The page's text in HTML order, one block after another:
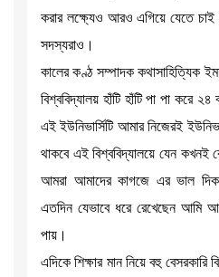
করার লক্ষ্যেও আরও এগিয়ে যেতে
সদস্যরাও।
কালের কণ্ঠ সম্পাদক কথাসাহিত্যিক
বিশ্ববিদ্যালয় হাঁটি হাঁটি পা পা করে
এই ইউনিভার্সিটি আমার নিজেরই
থাকবে এই বিশ্ববিদ্যালয়ে যেন কখনই
আমরা আমাদের কাগজে এর ভাল
এতদিন যেভাবে ধরে রেখেছেন আমি
পায়।
এদিকে শিক্ষার মান নিয়ে বহু বেসরকারি